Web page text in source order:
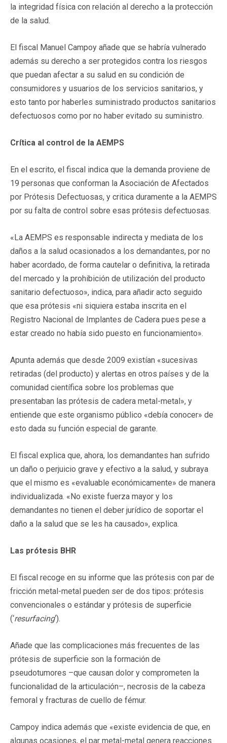
la integridad física con relación al derecho a la protección
de la salud.
El fiscal Manuel Campoy añade que se habría vulnerado
además su derecho a ser protegidos contra los riesgos
que puedan afectar a su salud en su condición de
consumidores y usuarios de los servicios sanitarios, y
esto tanto por haberles suministrado productos sanitarios
defectuosos como por no haber evitado su suministro.
Crítica al control de la AEMPS
En el escrito, el fiscal indica que la demanda proviene de
19 personas que conforman la Asociación de Afectados
por Prótesis Defectuosas, y critica duramente a la AEMPS
por su falta de control sobre esas prótesis defectuosas.
«La AEMPS es responsable indirecta y mediata de los
daños a la salud ocasionados a los demandantes, por no
haber acordado, de forma cautelar o definitiva, la retirada
del mercado y la prohibición de utilización del producto
sanitario defectuoso», indica, para añadir acto seguido
que esa prótesis «ni siquiera estaba inscrita en el
Registro Nacional de Implantes de Cadera pues pese a
estar creado no había sido puesto en funcionamiento».
Apunta además que desde 2009 existían «sucesivas
retiradas (del producto) y alertas en otros países y de la
comunidad científica sobre los problemas que
presentaban las prótesis de cadera metal-metal», y
entiende que este organismo público «debía conocer» de
esto dada su función especial de garante.
El fiscal explica que, ahora, los demandantes han sufrido
un daño o perjuicio grave y efectivo a la salud, y subraya
que el mismo es «evaluable económicamente» de manera
individualizada. «No existe fuerza mayor y los
demandantes no tienen el deber jurídico de soportar el
daño a la salud que se les ha causado», explica.
Las prótesis BHR
El fiscal recoge en su informe que las prótesis con par de
fricción metal-metal pueden ser de dos tipos: prótesis
convencionales o estándar y prótesis de superficie
(‘resurfacing‘).
Añade que las complicaciones más frecuentes de las
prótesis de superficie son la formación de
pseudotumores –que causan dolor y comprometen la
funcionalidad de la articulación–, necrosis de la cabeza
femoral y fracturas de cuello de fémur.
Campoy indica además que «existe evidencia de que, en
algunas ocasiones, el par metal-metal genera reacciones